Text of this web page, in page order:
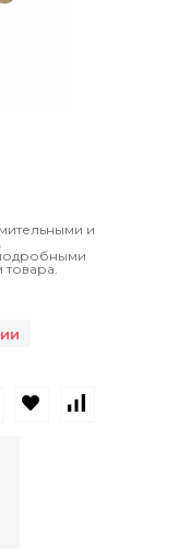
и
В избранное